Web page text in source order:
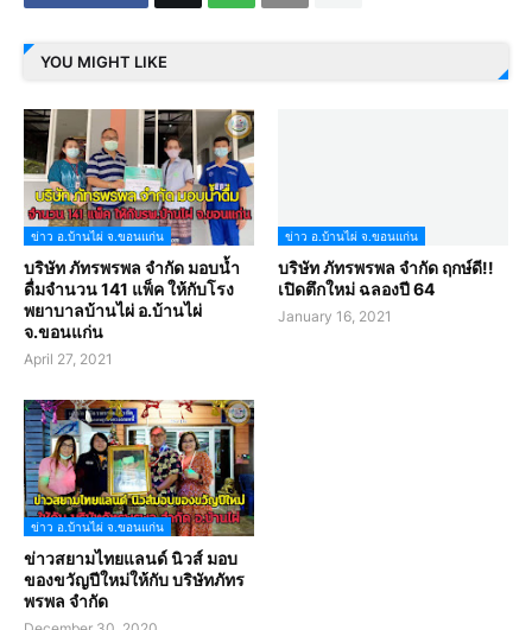
YOU MIGHT LIKE
ข่าว อ.บ้านไผ่ จ.ขอนแก่น
บริษัท ภัทรพรพล จำกัด มอบน้ำ
ดื่มจำนวน 141 แพ็ค ให้กับโรง
พยาบาลบ้านไผ่ อ.บ้านไผ่
จ.ขอนแก่น
April 27, 2021
ข่าว อ.บ้านไผ่ จ.ขอนแก่น
บริษัท ภัทรพรพล จำกัด ฤกษ์ดี!!
เปิดตึกใหม่ ฉลองปี 64
January 16, 2021
ข่าว อ.บ้านไผ่ จ.ขอนแก่น
ข่าวสยามไทยแลนด์ นิวส์ มอบ
ของขวัญปีใหม่ให้กับ บริษัทภัทร
พรพล จำกัด